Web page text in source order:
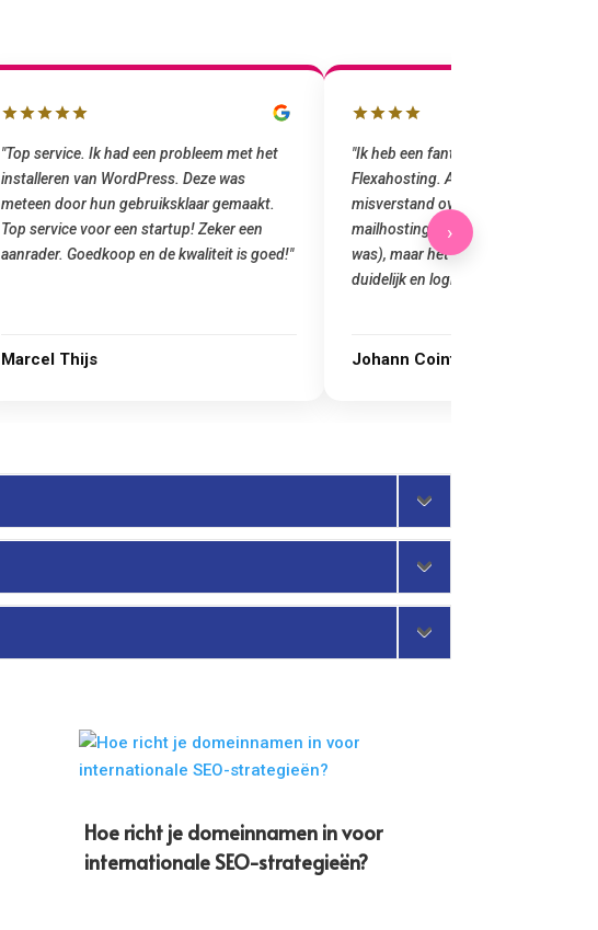
"Top service. Ik had een probleem met het
installeren van WordPress. Deze was
meteen door hun gebruiksklaar gemaakt.
Top service voor een startup! Zeker een
aanrader. Goedkoop en de kwaliteit is goed!"
Marcel Thijs
"Ik heb een fantastische ervaring
Flexahosting. Aanvankelijk was er
misverstand over domeinregistratie
mailhosting (ik dacht dat e-mail
was), maar het team heeft het
duidelijk en logisch …"
Johann Cointot
›
Hoe richt je domeinnamen in voor
internationale SEO-strategieën?